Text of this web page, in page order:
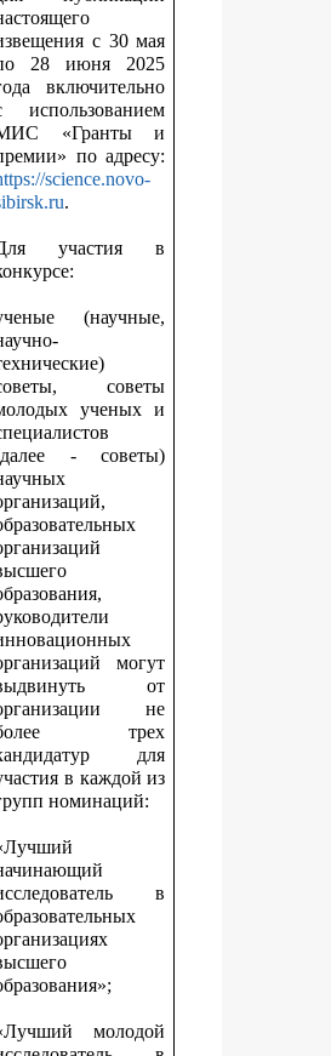
с 30 мая
28 июня 2025
включительно
использованием
«Гранты и
по адресу:
science.novo-
.
участия в
(научные,
советы
ученых и
- советы)
могут
от
не
трех
для
в каждой из
номинаций:
в
молодой